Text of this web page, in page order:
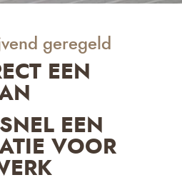
geregeld
EEN
EEN
VOOR